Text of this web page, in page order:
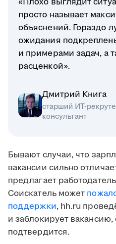
просто называет
объяснений. Гораздо
ожидания
и примерами задач, а
расценкой».
Дмитрий Книга
старший ИТ-
консультант
Бывают случаи, что
вакансии сильно
предлагает
Соискатель может
поддержки, hh.ru
и заблокирует
подтвердится.